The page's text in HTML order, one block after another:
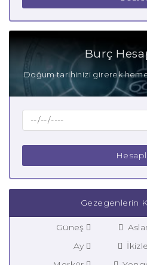
Burç
Doğum tarihinizi girerek
Gezegenlerin
Güneş
Ay